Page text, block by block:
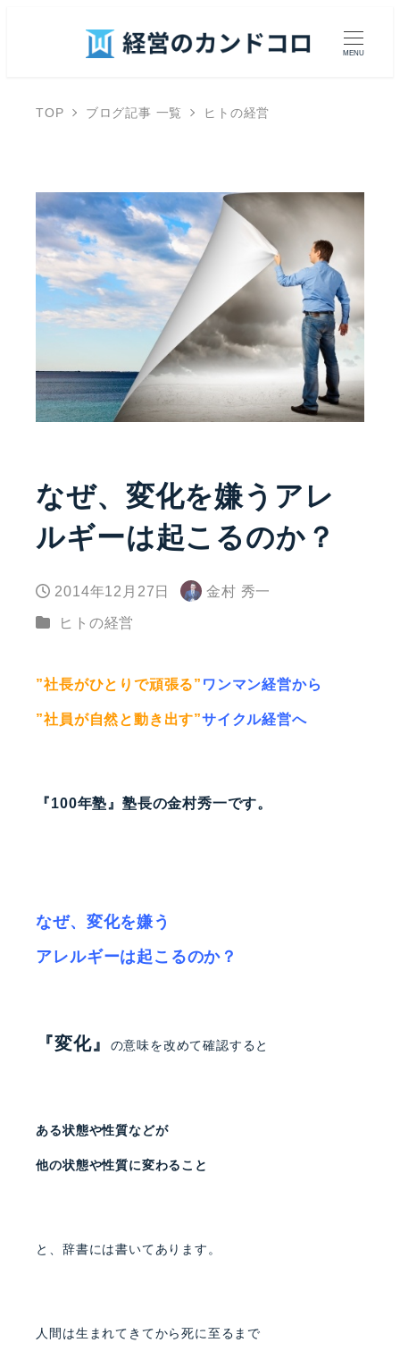
MENU
TOP ブログ記事 一覧 ヒトの経営
なぜ、変化を嫌うアレ
ルギーは起こるのか？
2014年12月27日
著
金村 秀一
カテゴリー
ヒトの経営
”社長がひとりで頑張る” ワンマン経営から
”社員が自然と動き出す”サイクル経営へ
『100年塾』塾長の金村秀一です。
なぜ、変化を嫌う
アレルギーは起こるのか？
『変化』 の意味を改めて確認すると
ある状態や性質などが
他の状態や性質に変わること
と、辞書には書いてあります。
人間は生まれてきてから死に至るまで